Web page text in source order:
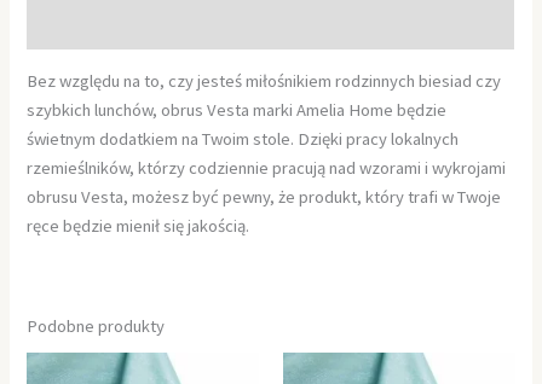
Bez względu na to, czy jesteś miłośnikiem rodzinnych biesiad czy
szybkich lunchów, obrus Vesta marki Amelia Home będzie
świetnym dodatkiem na Twoim stole. Dzięki pracy lokalnych
rzemieślników, którzy codziennie pracują nad wzorami i wykrojami
obrusu Vesta, możesz być pewny, że produkt, który trafi w Twoje
ręce będzie mienił się jakością.
Podobne produkty